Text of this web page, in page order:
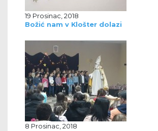
19 Prosinac, 2018
Božić nam v Klošter dolazi
8 Prosinac, 2018